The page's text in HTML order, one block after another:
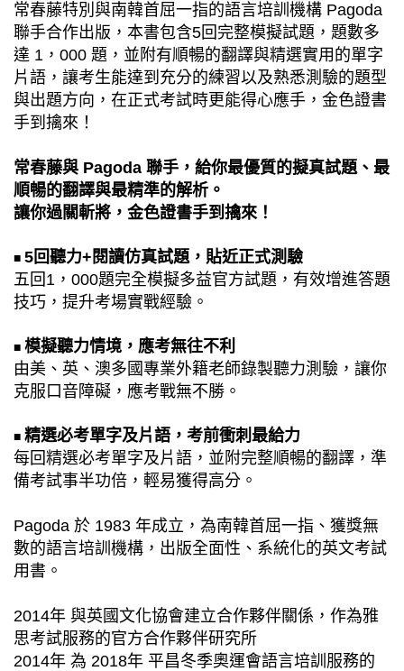
常春藤特別與南韓首屈一指的語言培訓機構 Pagoda
聯手合作出版，本書包含5回完整模擬試題，題數多
達 1，000 題，並附有順暢的翻譯與精選實用的單字
片語，讓考生能達到充分的練習以及熟悉測驗的題型
與出題方向，在正式考試時更能得心應手，金色證書
手到擒來！
常春藤與 Pagoda 聯手，給你最優質的擬真試題、最
順暢的翻譯與最精準的解析。
讓你過關斬將，金色證書手到擒來！
■ 5回聽力+閱讀仿真試題，貼近正式測驗
五回1，000題完全模擬多益官方試題，有效增進答題
技巧，提升考場實戰經驗。
■ 模擬聽力情境，應考無往不利
由美、英、澳多國專業外籍老師錄製聽力測驗，讓你
克服口音障礙，應考戰無不勝。
■ ​​​​​​​ 精選必考單字及片語，考前衝刺最給力
每回精選必考單字及片語，並附完整順暢的翻譯，準
備考試事半功倍，輕易獲得高分。
Pagoda 於 1983 年成立，為南韓首屈一指、獲獎無
數的語言培訓機構，出版全面性、系統化的英文考試
用書。
2014年 與英國文化協會建立合作夥伴關係，作為雅
思考試服務的官方合作夥伴研究所
2014年 為 2018年 平昌冬季奧運會語言培訓服務的